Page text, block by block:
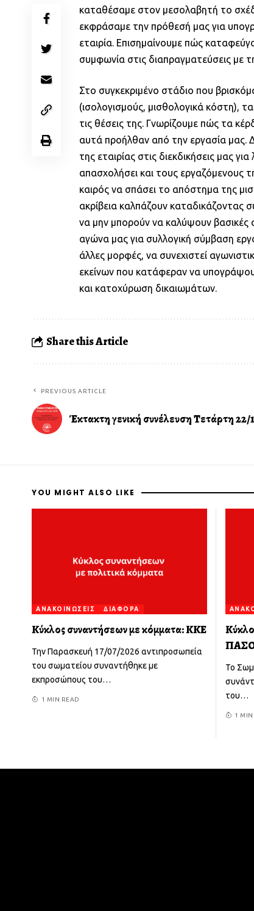
καταθέσαμε στον μεσολαβητή το
εκφράσαμε την πρόθεσή μας για
εταιρία. Επισημαίνουμε πώς
συμφωνία στις διαπραγματεύσεις με
Στο συγκεκριμένο στάδιο που
(ισολογισμούς, μισθολογικά κόστη),
τις θέσεις της. Γνωρίζουμε πώς τα
αυτά προήλθαν από την εργασία μας.
της εταιρίας στις διεκδικήσεις μας
απασχολήσει και τους εργαζόμενους
καιρός να σπάσει το απόστημα της
ακρίβεια καλπάζουν καταδικάζοντας
να μην μπορούν να καλύψουν βασικές
αγώνα μας για συλλογική σύμβαση
άλλες μορφές, να συνεχιστεί
εκείνων που κατάφεραν να
και κατοχύρωση δικαιωμάτων.
Share this Article
PREVIOUS ARTICLE
Έκτακτη γενική συνέλευση Τετάρτη 22/
YOU MIGHT ALSO LIKE
ΑΝΑΚΟΙΝΏΣΕΙΣ ΔΙΆΦΟΡΑ
Κύκλος συναντήσεων με κόμματα: ΚΚΕ
Την Παρασκευή 17/07/2026 αντιπροσωπεία
του σωματείου συναντήθηκε με
εκπροσώπους του…
1 MIN READ
Το
του…
1 MIN